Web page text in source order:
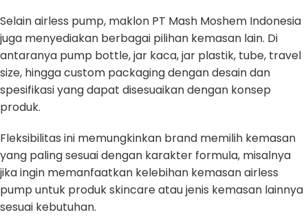
Selain airless pump, maklon PT Mash Moshem Indonesia
juga menyediakan berbagai pilihan kemasan lain. Di
antaranya pump bottle, jar kaca, jar plastik, tube, travel
size, hingga custom packaging dengan desain dan
spesifikasi yang dapat disesuaikan dengan konsep
produk.
Fleksibilitas ini memungkinkan brand memilih kemasan
yang paling sesuai dengan karakter formula, misalnya
jika ingin memanfaatkan kelebihan kemasan airless
pump untuk produk skincare atau jenis kemasan lainnya
sesuai kebutuhan.